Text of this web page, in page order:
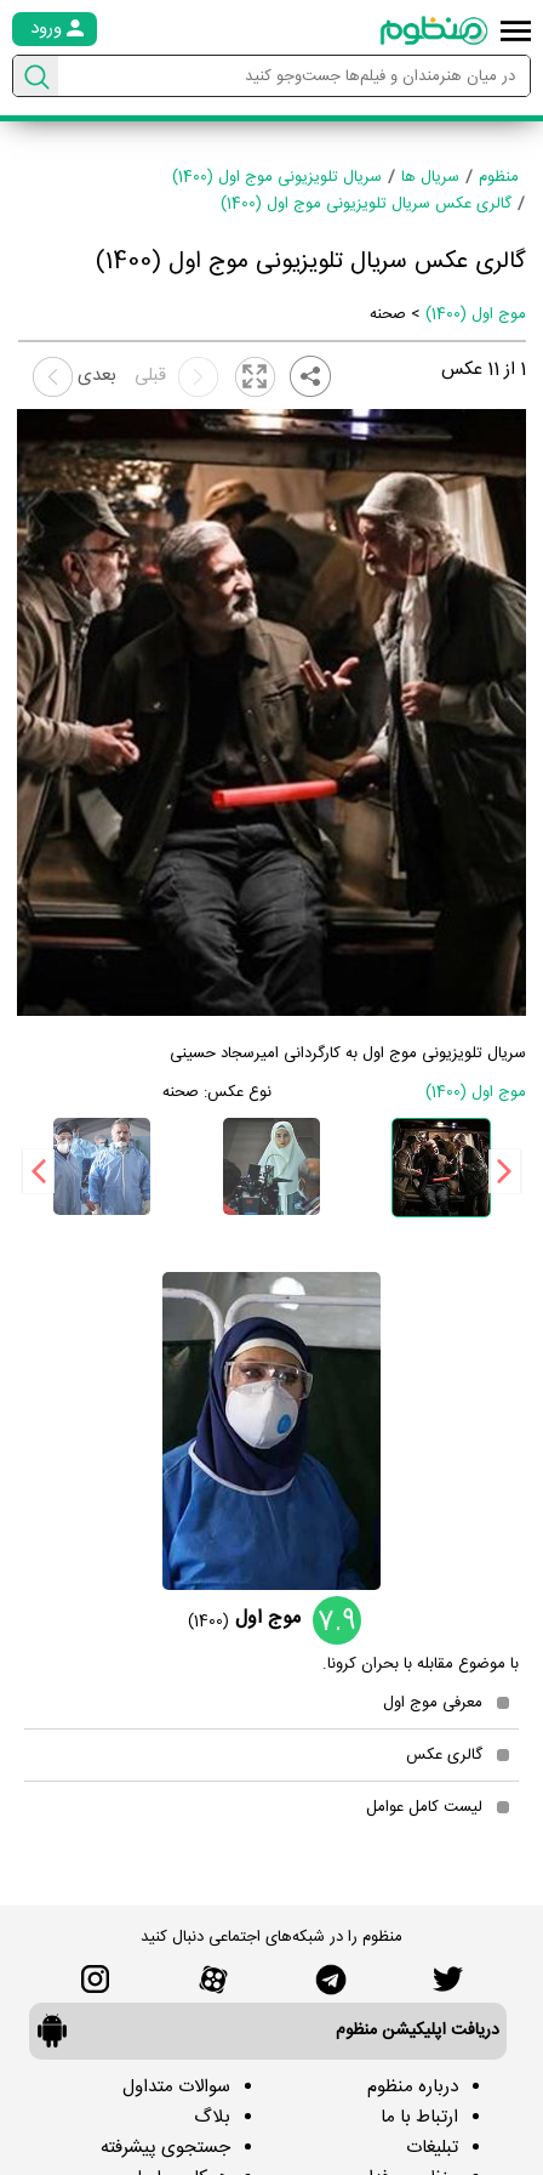
ورود
منظوم سریال ها
سریال تلویزیونی موج اول (1400)
گالری عکس سریال تلویزیونی موج اول (1400)
گالری عکس سریال تلویزیونی موج اول (1400)
موج اول (1400) > صحنه
1 از11 عکس بعدی قبلی
سریال تلویزیونی موج اول به کارگردانی امیرسجاد حسینی
موج اول (1400)
نوع عکس: صحنه
7.9 موج اول (1400)
با موضوع مقابله با بحران کرونا.
معرفی موج اول
گالری عکس
لیست کامل عوامل
منظوم را در شبکه‌های اجتماعی دنبال کنید
دریافت اپلیکیشن منظوم
درباره منظوم
ارتباط با ما
تبلیغات
سوالات متداول
بلاگ
جستجوی پیشرفته